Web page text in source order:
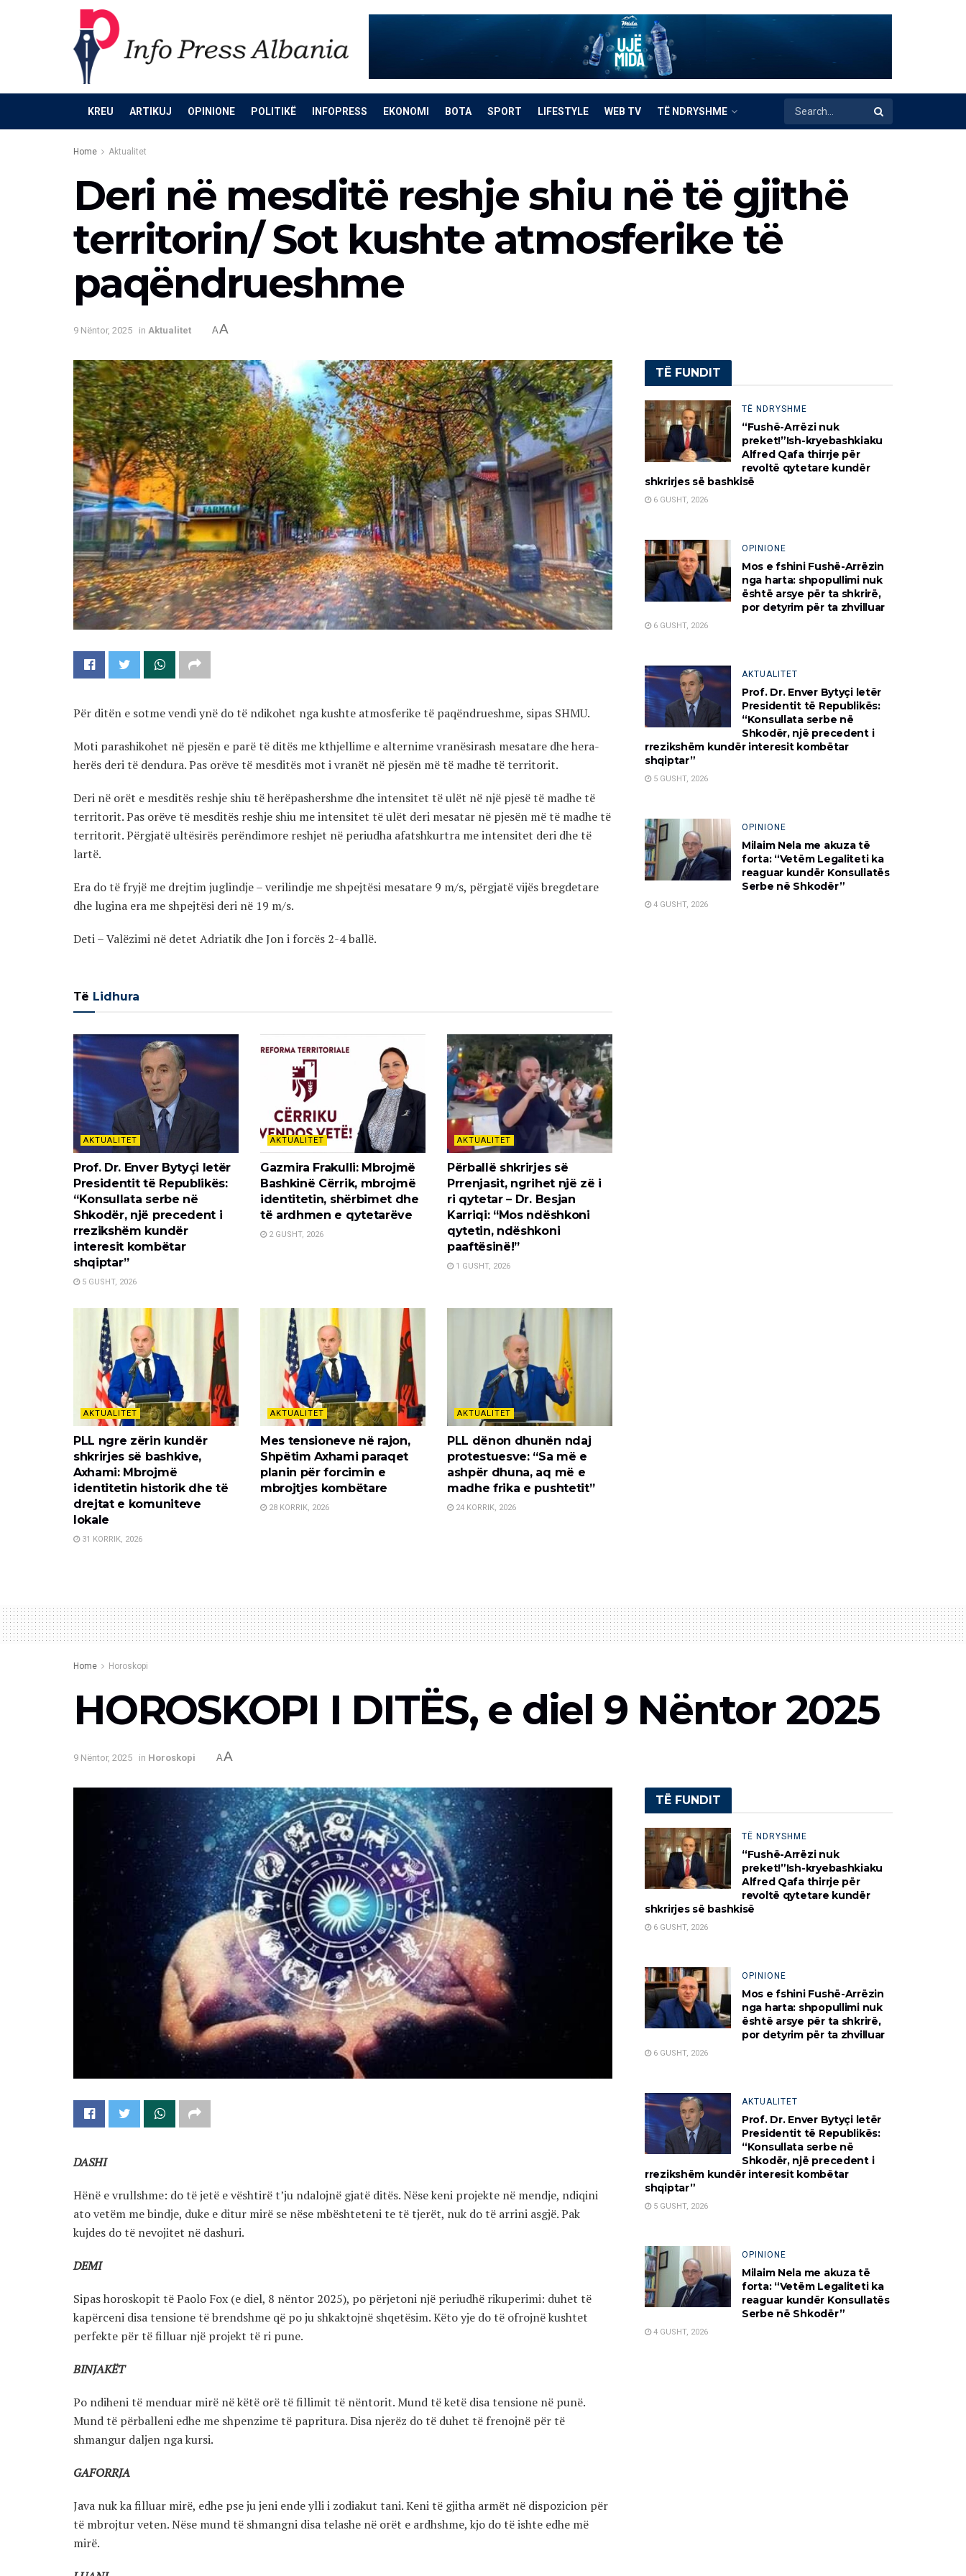
KREU ARTIKUJ OPINIONE POLITIKË INFOPRESS EKONOMI BOTA SPORT LIFESTYLE WEB TV TË NDRYSHME
Home Aktualitet
Deri në mesditë reshje shiu në të gjithë
territorin/ Sot kushte atmosferike të
paqëndrueshme
9 Nëntor, 2025 in Aktualitet AA
Për ditën e sotme vendi ynë do të ndikohet nga kushte atmosferike të paqëndrueshme, sipas SHMU.
Moti parashikohet në pjesën e parë të ditës me kthjellime e alternime vranësirash mesatare dhe hera-
herës deri të dendura. Pas orëve të mesditës mot i vranët në pjesën më të madhe të territorit.
Deri në orët e mesditës reshje shiu të herëpashershme dhe intensitet të ulët në një pjesë të madhe të
territorit. Pas orëve të mesditës reshje shiu me intensitet të ulët deri mesatar në pjesën më të madhe të
territorit. Përgjatë ultësirës perëndimore reshjet në periudha afatshkurtra me intensitet deri dhe të
lartë.
Era do të fryjë me drejtim juglindje – verilindje me shpejtësi mesatare 9 m/s, përgjatë vijës bregdetare
dhe lugina era me shpejtësi deri në 19 m/s.
Deti – Valëzimi në detet Adriatik dhe Jon i forcës 2-4 ballë.
Të Lidhura
AKTUALITET
Prof. Dr. Enver Bytyçi letër
Presidentit të Republikës:
“Konsullata serbe në
Shkodër, një precedent i
rrezikshëm kundër
interesit kombëtar
shqiptar”
5 GUSHT, 2026
AKTUALITET
Gazmira Frakulli: Mbrojmë
Bashkinë Cërrik, mbrojmë
identitetin, shërbimet dhe
të ardhmen e qytetarëve
2 GUSHT, 2026
AKTUALITET
Përballë shkrirjes së
Prrenjasit, ngrihet një zë i
ri qytetar – Dr. Besjan
Karriqi: “Mos ndëshkoni
qytetin, ndëshkoni
paaftësinë!”
1 GUSHT, 2026
AKTUALITET
PLL ngre zërin kundër
shkrirjes së bashkive,
Axhami: Mbrojmë
identitetin historik dhe të
drejtat e komuniteve
lokale
31 KORRIK, 2026
AKTUALITET
Mes tensioneve në rajon,
Shpëtim Axhami paraqet
planin për forcimin e
mbrojtjes kombëtare
28 KORRIK, 2026
AKTUALITET
PLL dënon dhunën ndaj
protestuesve: “Sa më e
ashpër dhuna, aq më e
madhe frika e pushtetit”
24 KORRIK, 2026
TË FUNDIT
TË NDRYSHME
“Fushë-Arrëzi nuk
preket!”Ish-kryebashkiaku
Alfred Qafa thirrje për
revoltë qytetare kundër
shkrirjes së bashkisë
6 GUSHT, 2026
OPINIONE
Mos e fshini Fushë-Arrëzin
nga harta: shpopullimi nuk
është arsye për ta shkrirë,
por detyrim për ta zhvilluar
6 GUSHT, 2026
AKTUALITET
Prof. Dr. Enver Bytyçi letër
Presidentit të Republikës:
“Konsullata serbe në
Shkodër, një precedent i
rrezikshëm kundër interesit kombëtar
shqiptar”
5 GUSHT, 2026
OPINIONE
Milaim Nela me akuza të
forta: “Vetëm Legaliteti ka
reaguar kundër Konsullatës
Serbe në Shkodër”
4 GUSHT, 2026
Home Horoskopi
HOROSKOPI I DITËS, e diel 9 Nëntor 2025
9 Nëntor, 2025 in Horoskopi AA
DASHI
Hënë e vrullshme: do të jetë e vështirë t’ju ndalojnë gjatë ditës. Nëse keni projekte në mendje, ndiqini
ato vetëm me bindje, duke e ditur mirë se nëse mbështeteni te të tjerët, nuk do të arrini asgjë. Pak
kujdes do të nevojitet në dashuri.
DEMI
Sipas horoskopit të Paolo Fox (e diel, 8 nëntor 2025), po përjetoni një periudhë rikuperimi: duhet të
kapërceni disa tensione të brendshme që po ju shkaktojnë shqetësim. Këto yje do të ofrojnë kushtet
perfekte për të filluar një projekt të ri pune.
BINJAKËT
Po ndiheni të menduar mirë në këtë orë të fillimit të nëntorit. Mund të ketë disa tensione në punë.
Mund të përballeni edhe me shpenzime të papritura. Disa njerëz do të duhet të frenojnë për të
shmangur daljen nga kursi.
GAFORRJA
Java nuk ka filluar mirë, edhe pse ju jeni ende ylli i zodiakut tani. Keni të gjitha armët në dispozicion për
të mbrojtur veten. Nëse mund të shmangni disa telashe në orët e ardhshme, kjo do të ishte edhe më
mirë.
TË FUNDIT
TË NDRYSHME
“Fushë-Arrëzi nuk
preket!”Ish-kryebashkiaku
Alfred Qafa thirrje për
revoltë qytetare kundër
shkrirjes së bashkisë
6 GUSHT, 2026
OPINIONE
Mos e fshini Fushë-Arrëzin
nga harta: shpopullimi nuk
është arsye për ta shkrirë,
por detyrim për ta zhvilluar
6 GUSHT, 2026
AKTUALITET
Prof. Dr. Enver Bytyçi letër
Presidentit të Republikës:
“Konsullata serbe në
Shkodër, një precedent i
rrezikshëm kundër interesit kombëtar
shqiptar”
5 GUSHT, 2026
OPINIONE
Milaim Nela me akuza të
forta: “Vetëm Legaliteti ka
reaguar kundër Konsullatës
Serbe në Shkodër”
4 GUSHT, 2026